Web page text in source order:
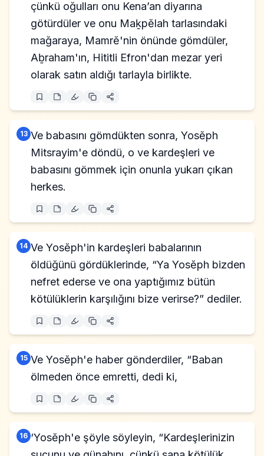
çünkü oğulları onu Kena’an diyarına
götürdüler ve onu Maḵpĕlah tarlasındaki
mağaraya, Mamrĕ'nin önünde gömdüler,
Aḇraham'ın, Hititli Efron'dan mezar yeri
olarak satın aldığı tarlayla birlikte.
13 Ve babasını gömdükten sonra, Yosĕph
Mitsrayim'e döndü, o ve kardeşleri ve
babasını gömmek için onunla yukarı çıkan
herkes.
14 Ve Yosĕph'in kardeşleri babalarının
öldüğünü gördüklerinde, “Ya Yosĕph bizden
nefret ederse ve ona yaptığımız bütün
kötülüklerin karşılığını bize verirse?” dediler.
15 Ve Yosĕph'e haber gönderdiler, “Baban
ölmeden önce emretti, dedi ki,
16 ‘Yosĕph'e şöyle söyleyin, “Kardeşlerinizin